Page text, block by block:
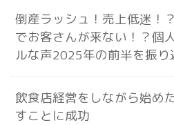
倒産ラッシュ！売上低迷！
でお客さんが来ない！？個
ルな声2025年の前半を振り
飲食店経営をしながら始め
すことに成功